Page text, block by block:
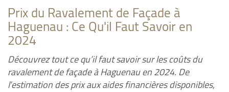
Prix du Ravalement de Façade à
Haguenau : Ce Qu'il Faut Savoir en
2024
Découvrez tout ce qu’il faut savoir sur les coûts du
ravalement de façade à Haguenau en 2024. De
l’estimation des prix aux aides financières disponibles,